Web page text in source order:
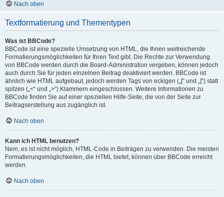
Nach oben
Textformatierung und Thementypen
Was ist BBCode?
BBCode ist eine spezielle Umsetzung von HTML, die Ihnen weitreichende
Formatierungsmöglichkeiten für Ihren Text gibt. Die Rechte zur Verwendung
von BBCode werden durch die Board-Administration vergeben, können jedoch
auch durch Sie für jeden einzelnen Beitrag deaktiviert werden. BBCode ist
ähnlich wie HTML aufgebaut, jedoch werden Tags von eckigen („[“ und „]“) statt
spitzen („<“ und „>“) Klammern eingeschlossen. Weitere Informationen zu
BBCode finden Sie auf einer speziellen Hilfe-Seite, die von der Seite zur
Beitragserstellung aus zugänglich ist.
Nach oben
Kann ich HTML benutzen?
Nein, es ist nicht möglich, HTML-Code in Beiträgen zu verwenden. Die meisten
Formatierungsmöglichkeiten, die HTML bietet, können über BBCode erreicht
werden.
Nach oben